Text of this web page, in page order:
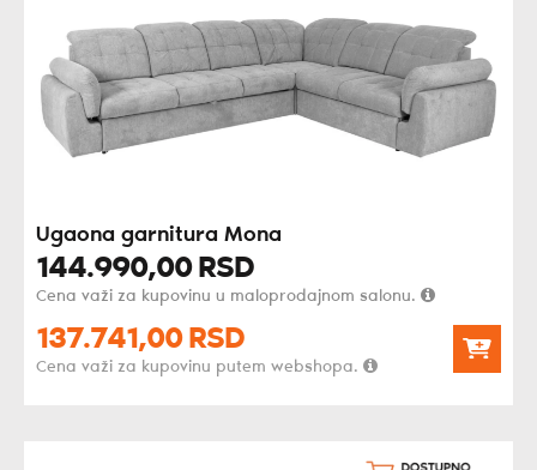
Ugaona garnitura Mona
144.990,00 RSD
Cena važi za kupovinu u maloprodajnom salonu.
137.741,00 RSD
Cena važi za kupovinu putem webshopa.